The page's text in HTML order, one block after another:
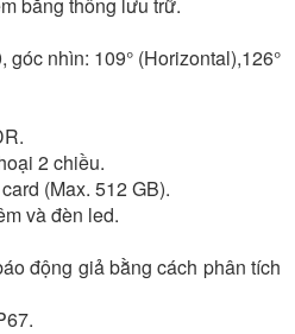
góc nhìn: 109° (Horizontal),126°
2 chiều.
(Max. 512 GB).
và đèn led.
động giả bằng cách phân tích